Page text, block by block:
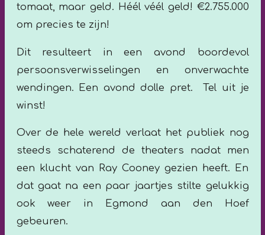
tomaat, maar geld. Héél véél geld! €2.755.000
om precies te zijn!
Dit resulteert in een avond boordevol
persoonsverwisselingen en onverwachte
wendingen. Een avond dolle pret.Tel uit je
winst!
Over de hele wereld verlaat het publiek nog
steeds schaterend de theaters nadat men
een klucht van Ray Cooney gezien heeft. En
dat gaat na een paar jaartjes stilte gelukkig
ook weer in Egmond aan den Hoef
gebeuren.